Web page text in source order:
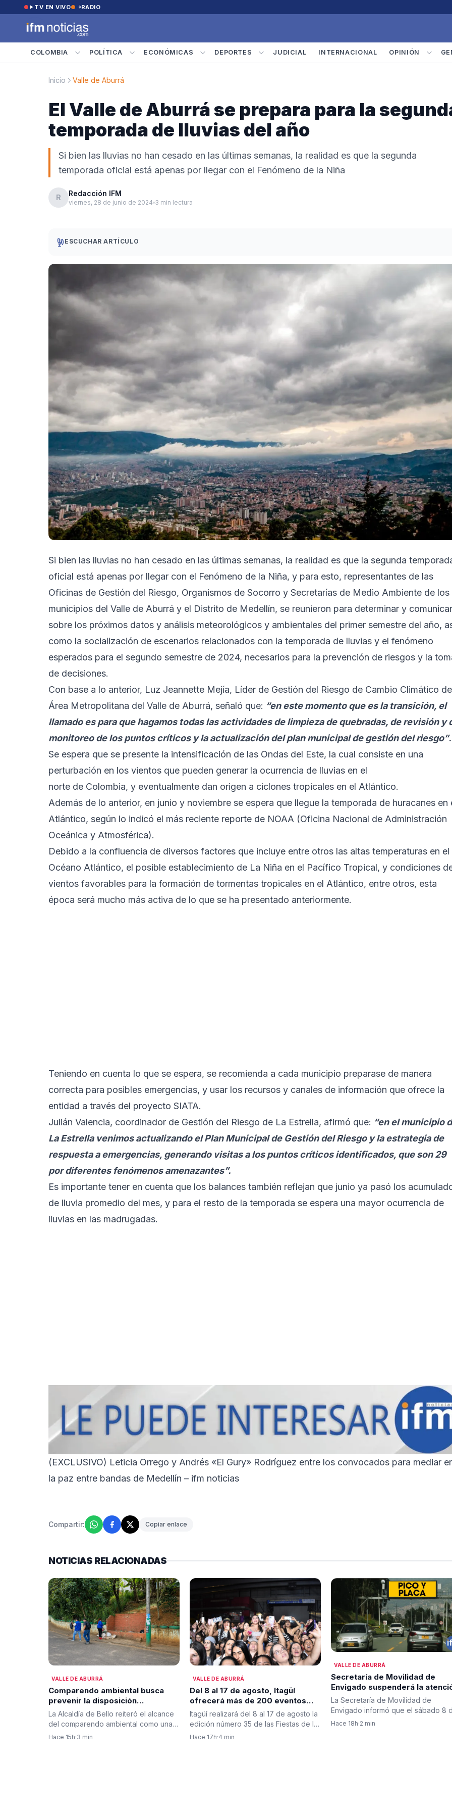
Saltar al contenido
TV EN VIVO RADIO
COLOMBIA POLÍTICA ECONÓMICAS DEPORTES JUDICIAL INTERNACIONAL OPINIÓN
Inicio Valle de Aburrá
El Valle de Aburrá se prepara para la
temporada de lluvias del año
Si bien las lluvias no han cesado en las últimas semanas, la realidad es que la segunda
temporada oficial está apenas por llegar con el Fenómeno de la Niña
R Redacción IFM
viernes, 28 de junio de 2024 3 min lectura
ESCUCHAR ARTÍCULO
Si bien las lluvias no han cesado en las últimas semanas, la realidad es que la segunda
oficial está apenas por llegar con el Fenómeno de la Niña, y para esto, representantes de las
Oficinas de Gestión del Riesgo, Organismos de Socorro y Secretarías de Medio Ambiente de los
municipios del Valle de Aburrá y el Distrito de Medellín, se reunieron para determinar y comunicar
sobre los próximos datos y análisis meteorológicos y ambientales del primer semestre del año,
como la socialización de escenarios relacionados con la temporada de lluvias y el fenómeno
esperados para el segundo semestre de 2024, necesarios para la prevención de riesgos y la
de decisiones.
Con base a lo anterior, Luz Jeannette Mejía, Líder de Gestión del Riesgo de Cambio Climático
Área Metropolitana del Valle de Aburrá, señaló que: “en este momento que es la transición, el
llamado es para que hagamos todas las actividades de limpieza de quebradas, de revisión y
monitoreo de los puntos críticos y la actualización del plan municipal de gestión del riesgo”.
Se espera que se presente la intensificación de las Ondas del Este, la cual consiste en una
perturbación en los vientos que pueden generar la ocurrencia de lluvias en el
norte de Colombia, y eventualmente dan origen a ciclones tropicales en el Atlántico.
Además de lo anterior, en junio y noviembre se espera que llegue la temporada de huracanes en
Atlántico, según lo indicó el más reciente reporte de NOAA (Oficina Nacional de Administración
Oceánica y Atmosférica).
Debido a la confluencia de diversos factores que incluye entre otros las altas temperaturas en el
Océano Atlántico, el posible establecimiento de La Niña en el Pacífico Tropical, y condiciones
vientos favorables para la formación de tormentas tropicales en el Atlántico, entre otros, esta
época será mucho más activa de lo que se ha presentado anteriormente.
Teniendo en cuenta lo que se espera, se recomienda a cada municipio preparase de manera
correcta para posibles emergencias, y usar los recursos y canales de información que ofrece la
entidad a través del proyecto SIATA.
Julián Valencia, coordinador de Gestión del Riesgo de La Estrella, afirmó que: “en el municipio
La Estrella venimos actualizando el Plan Municipal de Gestión del Riesgo y la estrategia de
respuesta a emergencias, generando visitas a los puntos críticos identificados, que son 29
por diferentes fenómenos amenazantes”.
Es importante tener en cuenta que los balances también reflejan que junio ya pasó los
de lluvia promedio del mes, y para el resto de la temporada se espera una mayor ocurrencia de
lluvias en las madrugadas.
(EXCLUSIVO) Leticia Orrego y Andrés «El Gury» Rodríguez entre los convocados para mediar
la paz entre bandas de Medellín – ifm noticias
Compartir: Copiar enlace
NOTICIAS RELACIONADAS
VALLE DE ABURRÁ
Comparendo ambiental busca
prevenir la disposición
inadecuada de residuos en Bello
La Alcaldía de Bello reiteró el alcance
del comparendo ambiental como una
herramienta para promover…
Hace 15h·3 min
VALLE DE ABURRÁ
Del 8 al 17 de agosto, Itagüí
ofrecerá más de 200 eventos
gratuitos para habitantes y
visitantes en sus tradicionales
Itagüí realizará del 8 al 17 de agosto la
edición número 35 de las Fiestas de la
Industria, el…
Hace 17h·4 min
VALLE DE ABURRÁ
Secretaría de Movilidad de
Envigado suspenderá la
al público mañana sábado 8 de
agosto
La Secretaría de Movilidad de
Envigado informó que el sábado 8
agosto no prestará atención al…
Hace 18h·2 min